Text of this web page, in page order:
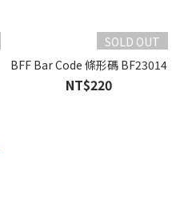
SOLD OUT
BFF Bar Code 條形碼 BF23014
NT$220